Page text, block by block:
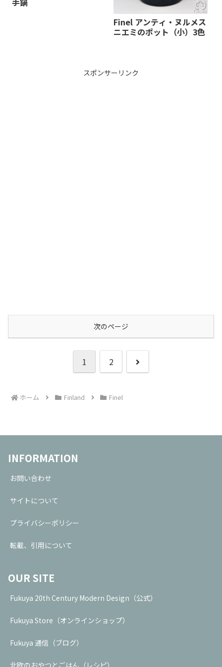
Finel アンティ・ヌルメス
ニエミのポット（小）3色
スポンサーリンク
次のページ
1 2
次
ホーム Finland Finel
INFORMATION
お問い合わせ
サイトについて
プライバシーポリシー
転載、引用について
OUR SITE
Fukuya 20th Century Modern Design（公式）
Fukuya Store（オンラインショップ）
Fukuya 通信（ブログ）
北欧のおやつとごはん（レシピ）